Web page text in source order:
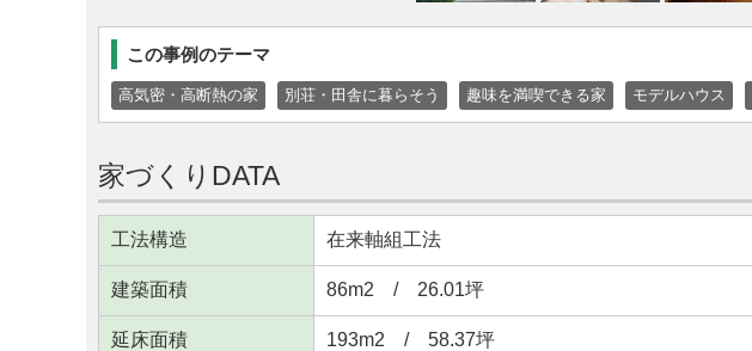
この事例のテーマ
高気密・高断熱の家 別荘・田舎に暮らそう 趣味を満喫できる家 モデルハウス
家づくりDATA
工法構造 在来軸組工法
建築面積 86m2 / 26.01坪
延床面積 193m2 / 58.37坪